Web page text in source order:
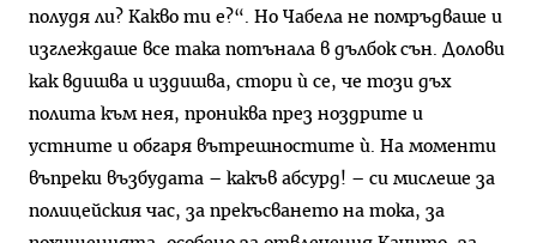
полудя ли? Какво ти е?“. Но Чабела не помръдваше и
изглеждаше все така потънала в дълбок сън. Долови
как вдишва и издишва, стори ѝ се, че този дъх
полита към нея, прониква през ноздрите и
устните и обгаря вътрешностите ѝ. На моменти
въпреки възбудата – какъв абсурд! – си мислеше за
полицейския час, за прекъсването на тока, за